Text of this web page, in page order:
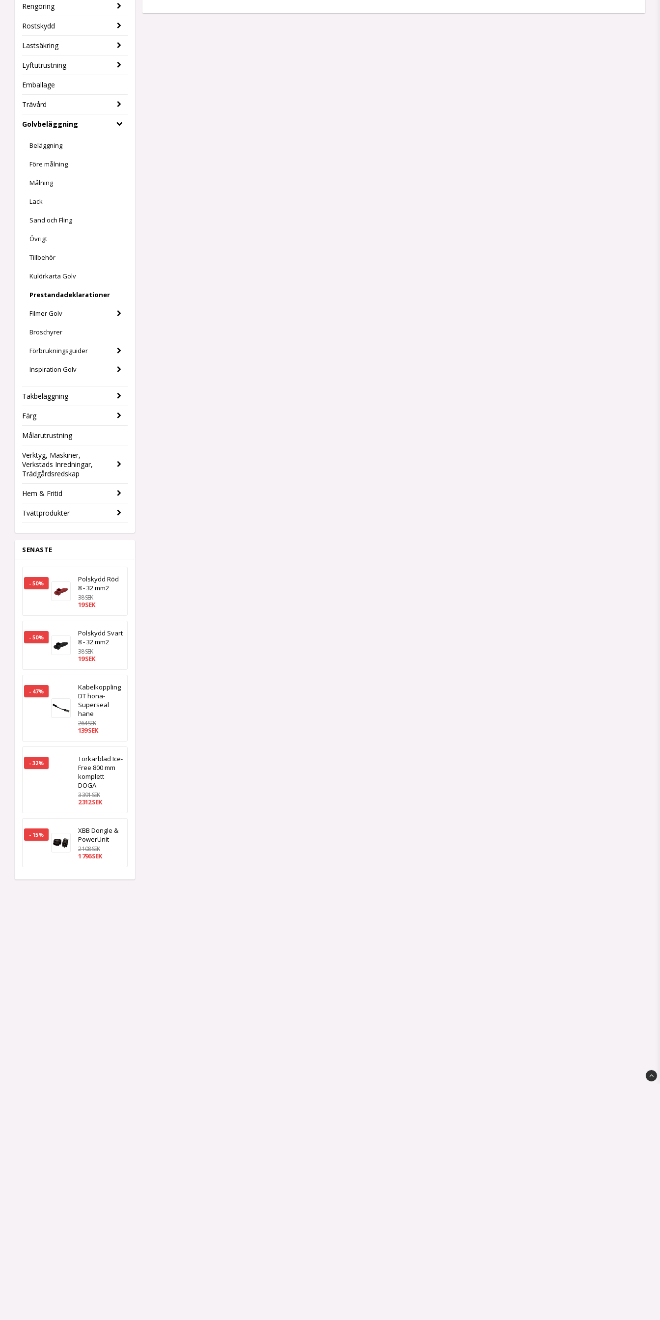
Rengöring
Rostskydd
Lastsäkring
Lyftutrustning
Emballage
Trävård
Golvbeläggning
Beläggning
Före målning
Målning
Lack
Sand och Fling
Övrigt
Tillbehör
Kulörkarta Golv
Prestandadeklarationer
Filmer Golv
Broschyrer
Förbrukningsguider
Inspiration Golv
Takbeläggning
Färg
Målarutrustning
Verktyg, Maskiner,
Verkstads Inredningar,
Trädgårdsredskap
Hem & Fritid
Tvättprodukter
SENASTE
- 50%
Polskydd Röd
8 - 32 mm2
38 SEK
19 SEK
- 50%
Polskydd Svart
8 - 32 mm2
38 SEK
19 SEK
- 47%
Kabelkoppling
DT hona-
Superseal
hane
264 SEK
139 SEK
- 32%
Torkarblad Ice-
Free 800 mm
komplett
DOGA
3 391 SEK
2 312 SEK
- 15%
XBB Dongle &
PowerUnit
2 108 SEK
1 796 SEK